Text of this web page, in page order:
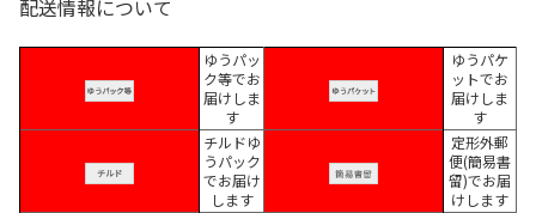
配送情報について
ゆうパッ
ク等でお
届けしま
す
ゆうパケ
ットでお
届けしま
す
チルドゆ
うパック
でお届け
します
定形外郵
便(簡易書
留)でお届
けします